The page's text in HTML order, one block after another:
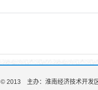
2013
主办：淮南经济技术开发